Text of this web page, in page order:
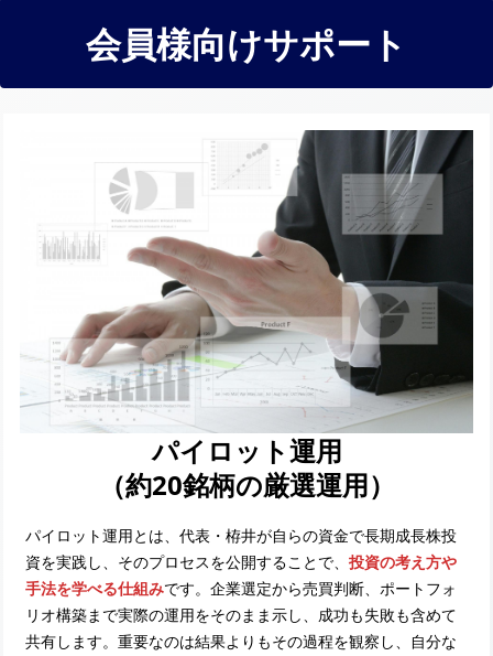
会員様向けサポート
パイロット運用
（約20銘柄の厳選運用）
パイロット運用とは、代表・栫井が自らの資金で長期成長株投
資を実践し、そのプロセスを公開することで、投資の考え方や
手法を学べる仕組みです。企業選定から売買判断、ポートフォ
リオ構築まで実際の運用をそのまま示し、成功も失敗も含めて
共有します。重要なのは結果よりもその過程を観察し、自分な